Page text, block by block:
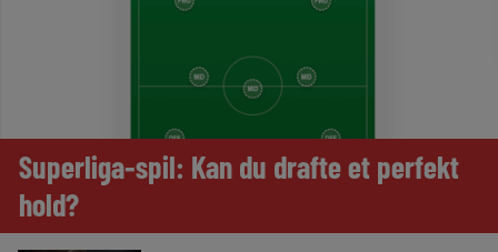
Superliga-spil: Kan du drafte et perfekt
hold?